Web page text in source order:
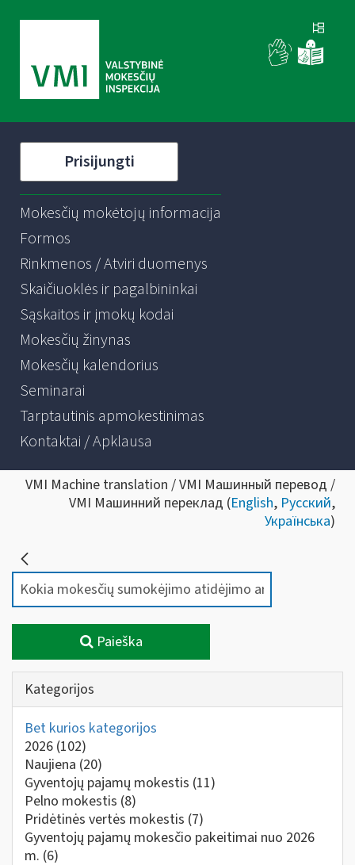
Prisijungti
Mokesčių mokėtojų informacija
Formos
Rinkmenos / Atviri duomenys
Skaičiuoklės ir pagalbininkai
Sąskaitos ir įmokų kodai
Mokesčių žinynas
Mokesčių kalendorius
Seminarai
Tarptautinis apmokestinimas
Kontaktai / Apklausa
VMI Machine translation / VMI Машинный перевод /
VMI Машинний переклад (English, Русский,
Українська)
Paieška
Kategorijos
Bet kurios kategorijos
2026 (102)
Naujiena (20)
Gyventojų pajamų mokestis (11)
Pelno mokestis (8)
Pridėtinės vertės mokestis (7)
Gyventojų pajamų mokesčio pakeitimai nuo 2026
m. (6)